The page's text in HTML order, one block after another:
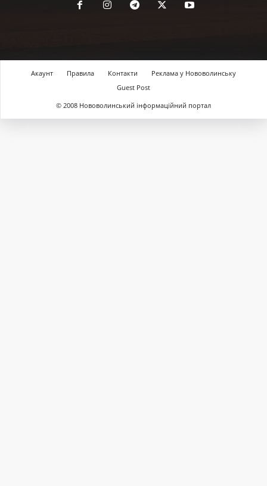
Акаунт Правила Контакти
Реклама у Нововолинську
Guest Post
© 2008 Нововолинський інформаційний портал